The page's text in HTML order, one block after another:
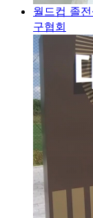
월드컵 졸
구협회